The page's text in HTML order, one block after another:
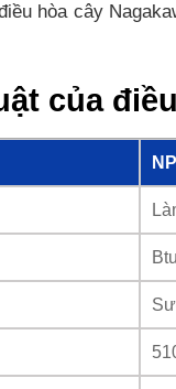
hòa cây
của